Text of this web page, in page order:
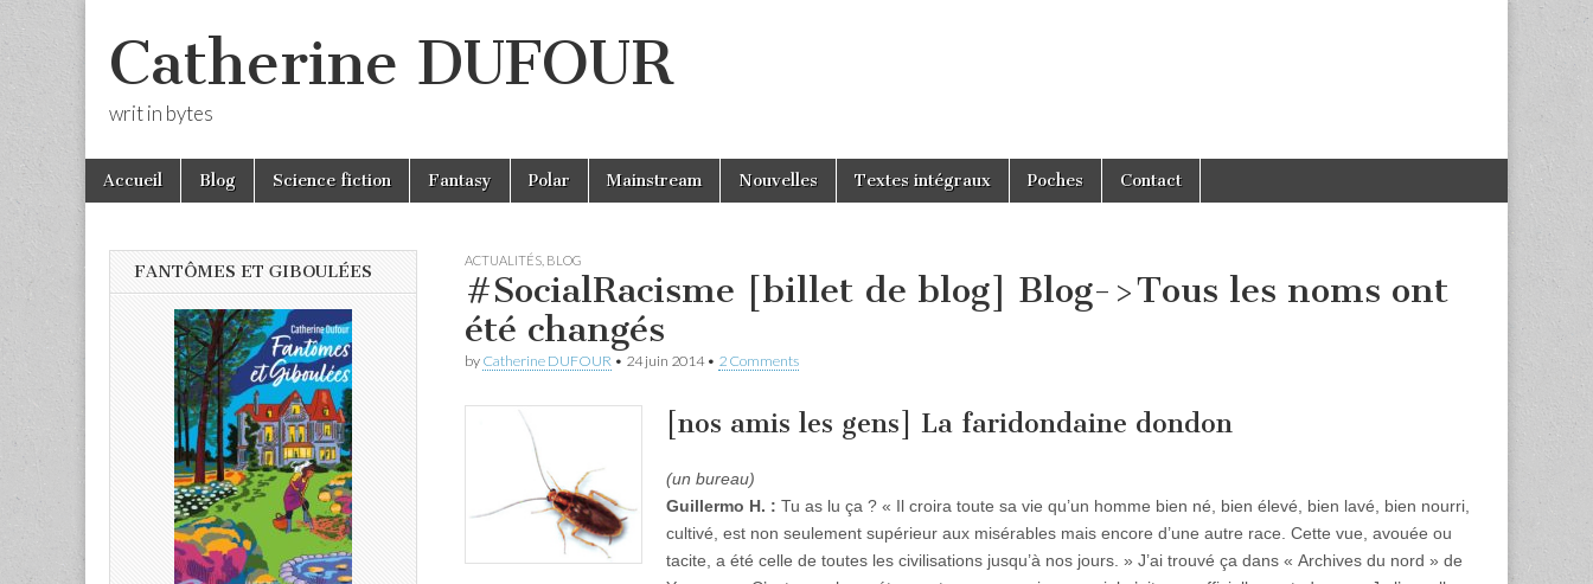
Catherine DUFOUR
writ in bytes
Main
menu
Skip
Accueil Blog Science fiction Fantasy Polar Mainstream Nouvelles Textes intégraux Poches Contact
ACTUALITÉS BLOG
#SocialRacisme [billet de blog] Blog->Tous les noms ont
été changés
by Catherine DUFOUR • 24 juin 2014• 2 Comments
[nos amis les gens] La faridondaine dondon
(un bureau)
Guillermo H. : Tu as lu ça ? « Il croira toute sa vie qu’un homme bien né, bien élevé, bien lavé, bien nourri,
cultivé, est non seulement supérieur aux misérables mais encore d’une autre race. Cette vue, avouée ou
tacite, a été celle de toutes les civilisations jusqu’à nos jours. » J’ai trouvé ça dans « Archives du nord » de
FANTÔMES ET GIBOULÉES